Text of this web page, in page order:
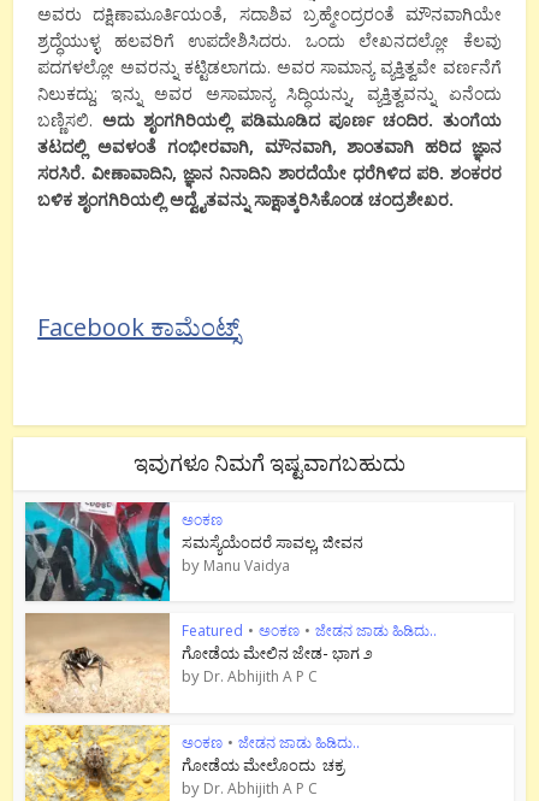
ಅವರು ದಕ್ಷಿಣಾಮೂರ್ತಿಯಂತೆ, ಸದಾಶಿವ ಬ್ರಹ್ಮೇಂದ್ರರಂತೆ ಮೌನವಾಗಿಯೇ
ಶ್ರದ್ಧೆಯುಳ್ಳ ಹಲವರಿಗೆ ಉಪದೇಶಿಸಿದರು. ಒಂದು ಲೇಖನದಲ್ಲೋ ಕೆಲವು
ಪದಗಳಲ್ಲೋ ಅವರನ್ನು ಕಟ್ಟಿಡಲಾಗದು. ಅವರ ಸಾಮಾನ್ಯ ವ್ಯಕ್ತಿತ್ವವೇ ವರ್ಣನೆಗೆ
ನಿಲುಕದ್ದು; ಇನ್ನು ಅವರ ಅಸಾಮಾನ್ಯ ಸಿದ್ಧಿಯನ್ನು, ವ್ಯಕ್ತಿತ್ವವನ್ನು ಏನೆಂದು
ಬಣ್ಣಿಸಲಿ. ಅದು ಶೃಂಗಗಿರಿಯಲ್ಲಿ ಪಡಿಮೂಡಿದ ಪೂರ್ಣ ಚಂದಿರ. ತುಂಗೆಯ
ತಟದಲ್ಲಿ ಅವಳಂತೆ ಗಂಭೀರವಾಗಿ, ಮೌನವಾಗಿ, ಶಾಂತವಾಗಿ ಹರಿದ ಜ್ಞಾನ
ಸರಸಿರೆ. ವೀಣಾವಾದಿನಿ, ಜ್ಞಾನ ನಿನಾದಿನಿ ಶಾರದೆಯೇ ಧರೆಗಿಳಿದ ಪರಿ. ಶಂಕರರ
ಬಳಿಕ ಶೃಂಗಗಿರಿಯಲ್ಲಿ ಅದ್ವೈತವನ್ನು ಸಾಕ್ಷಾತ್ಕರಿಸಿಕೊಂಡ ಚಂದ್ರಶೇಖರ.
Facebook ಕಾಮೆಂಟ್ಸ್
ಇವುಗಳೂ ನಿಮಗೆ ಇಷ್ಟವಾಗಬಹುದು
ಅಂಕಣ
ಸಮಸ್ಯೆಯೆಂದರೆ ಸಾವಲ್ಲ, ಜೀವನ
by Manu Vaidya
Featured • ಅಂಕಣ • ಜೇಡನ ಜಾಡು ಹಿಡಿದು..
ಗೋಡೆಯ ಮೇಲಿನ ಜೇಡ- ಭಾಗ ೨
by Dr. Abhijith A P C
ಅಂಕಣ • ಜೇಡನ ಜಾಡು ಹಿಡಿದು..
ಗೋಡೆಯ ಮೇಲೊಂದು ಚಕ್ರ
by Dr. Abhijith A P C